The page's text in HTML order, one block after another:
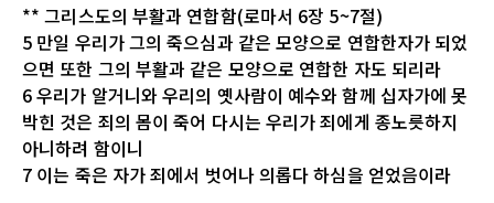
** 그리스도의 부활과 연합함(로마서 6장 5~7절)
5 만일 우리가 그의 죽으심과 같은 모양으로 연합한자가 되었
으면 또한 그의 부활과 같은 모양으로 연합한 자도 되리라
6 우리가 알거니와 우리의 옛사람이 예수와 함께 십자가에 못
박힌 것은 죄의 몸이 죽어 다시는 우리가 죄에게 종노릇하지
아니하려 함이니
7 이는 죽은 자가 죄에서 벗어나 의롭다 하심을 얻었음이라